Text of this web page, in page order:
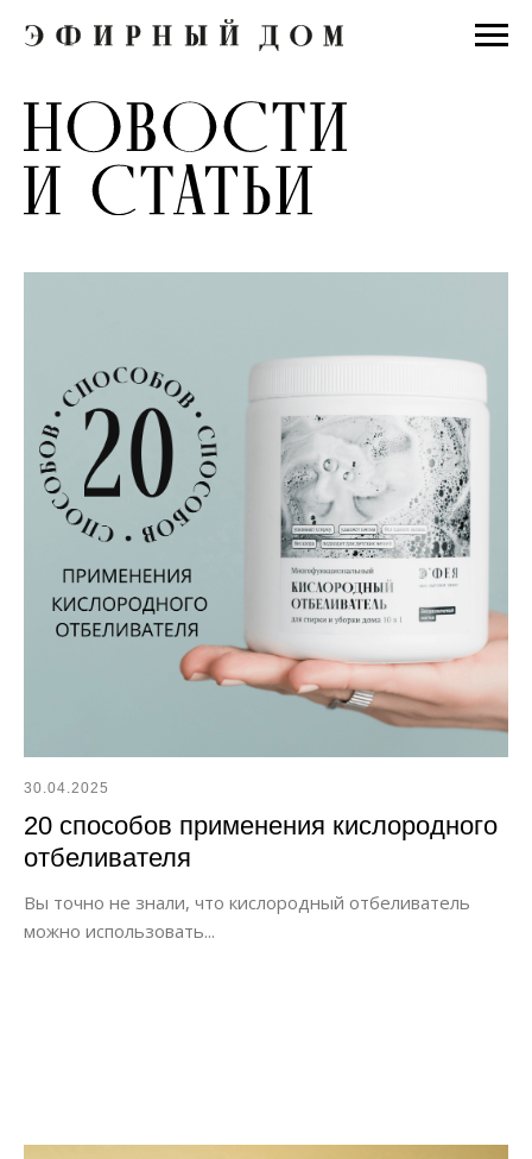
30.04.2025
20 способов применения кислородного
отбеливателя
Вы точно не знали, что кислородный отбеливатель
можно использовать...